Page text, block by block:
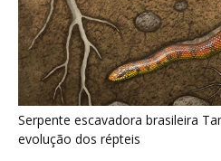
Serpente escavadora brasileira
evolução dos répteis